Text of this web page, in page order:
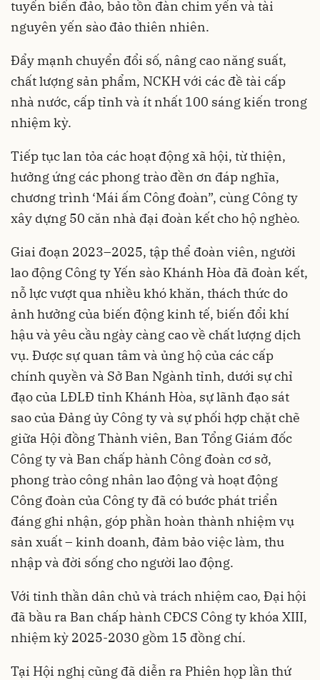
tuyến biển đảo, bảo tồn đàn chim yến và tài
nguyên yến sào đảo thiên nhiên.
Đẩy mạnh chuyển đổi số, nâng cao năng suất,
chất lượng sản phẩm, NCKH với các đề tài cấp
nhà nước, cấp tỉnh và ít nhất 100 sáng kiến trong
nhiệm kỳ.
Tiếp tục lan tỏa các hoạt động xã hội, từ thiện,
hưởng ứng các phong trào đền ơn đáp nghĩa,
chương trình ‘Mái ấm Công đoàn”, cùng Công ty
xây dựng 50 căn nhà đại đoàn kết cho hộ nghèo.
Giai đoạn 2023–2025, tập thể đoàn viên, người
lao động Công ty Yến sào Khánh Hòa đã đoàn kết,
nỗ lực vượt qua nhiều khó khăn, thách thức do
ảnh hưởng của biến động kinh tế, biến đổi khí
hậu và yêu cầu ngày càng cao về chất lượng dịch
vụ. Được sự quan tâm và ủng hộ của các cấp
chính quyền và Sở Ban Ngành tỉnh, dưới sự chỉ
đạo của LĐLĐ tỉnh Khánh Hòa, sự lãnh đạo sát
sao của Đảng ủy Công ty và sự phối hợp chặt chẽ
giữa Hội đồng Thành viên, Ban Tổng Giám đốc
Công ty và Ban chấp hành Công đoàn cơ sở,
phong trào công nhân lao động và hoạt động
Công đoàn của Công ty đã có bước phát triển
đáng ghi nhận, góp phần hoàn thành nhiệm vụ
sản xuất – kinh doanh, đảm bảo việc làm, thu
nhập và đời sống cho người lao động.
Với tinh thần dân chủ và trách nhiệm cao, Đại hội
đã bầu ra Ban chấp hành CĐCS Công ty khóa XIII,
nhiệm kỳ 2025-2030 gồm 15 đồng chí.
Tại Hội nghị cũng đã diễn ra Phiên họp lần thứ